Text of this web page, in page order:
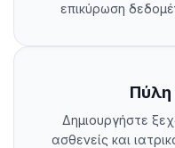
επικύρωση
Πύλη
Δημιουργήστε
ασθενείς και